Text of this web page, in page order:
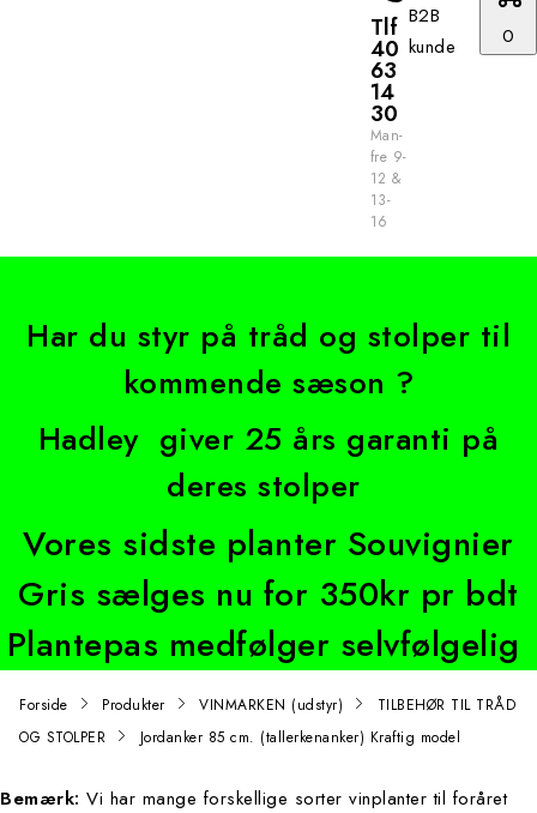
Tlf
40
63
14
30
Man-
fre 9-
12 &
13-
16
B2B
kunde
0
Har du styr på tråd og stolper til
kommende sæson ?
Hadley giver 25 års garanti på
deres stolper
Vores sidste planter Souvignier
Gris sælges nu for 350kr pr bdt
Plantepas medfølger selvfølgelig
Forside Produkter VINMARKEN (udstyr)
TILBEHØR TIL TRÅD
OG STOLPER
Jordanker 85 cm. (tallerkenanker) Kraftig model
Bemærk: Vi har mange forskellige sorter vinplanter til foråret